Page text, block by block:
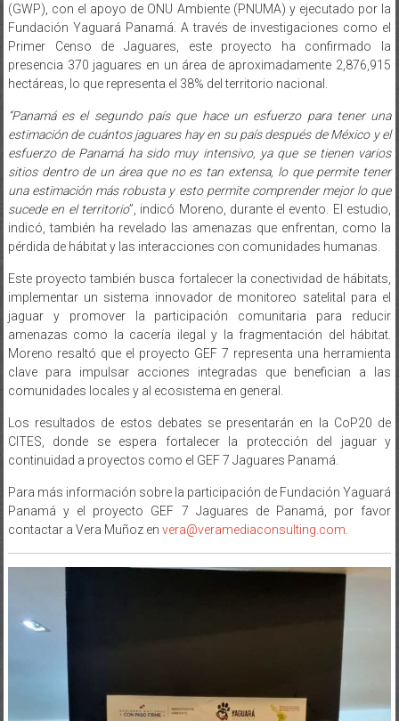
(GWP), con el apoyo de ONU Ambiente (PNUMA) y ejecutado por la
Fundación Yaguará Panamá. A través de investigaciones como el
Primer Censo de Jaguares, este proyecto ha confirmado la
presencia 370 jaguares en un área de aproximadamente 2,876,915
hectáreas, lo que representa el 38% del territorio nacional.
“Panamá es el segundo país que hace un esfuerzo para tener una
estimación de cuántos jaguares hay en su país después de México y el
esfuerzo de Panamá ha sido muy intensivo, ya que se tienen varios
sitios dentro de un área que no es tan extensa, lo que permite tener
una estimación más robusta y esto permite comprender mejor lo que
sucede en el territorio”, indicó Moreno, durante el evento. El estudio,
indicó, también ha revelado las amenazas que enfrentan, como la
pérdida de hábitat y las interacciones con comunidades humanas.
Este proyecto también busca fortalecer la conectividad de hábitats,
implementar un sistema innovador de monitoreo satelital para el
jaguar y promover la participación comunitaria para reducir
amenazas como la cacería ilegal y la fragmentación del hábitat.
Moreno resaltó que el proyecto GEF 7 representa una herramienta
clave para impulsar acciones integradas que benefician a las
comunidades locales y al ecosistema en general.
Los resultados de estos debates se presentarán en la CoP20 de
CITES, donde se espera fortalecer la protección del jaguar y
continuidad a proyectos como el GEF 7 Jaguares Panamá.
Para más información sobre la participación de Fundación Yaguará
Panamá y el proyecto GEF 7 Jaguares de Panamá, por favor
contactar a Vera Muñoz en vera@veramediaconsulting.com